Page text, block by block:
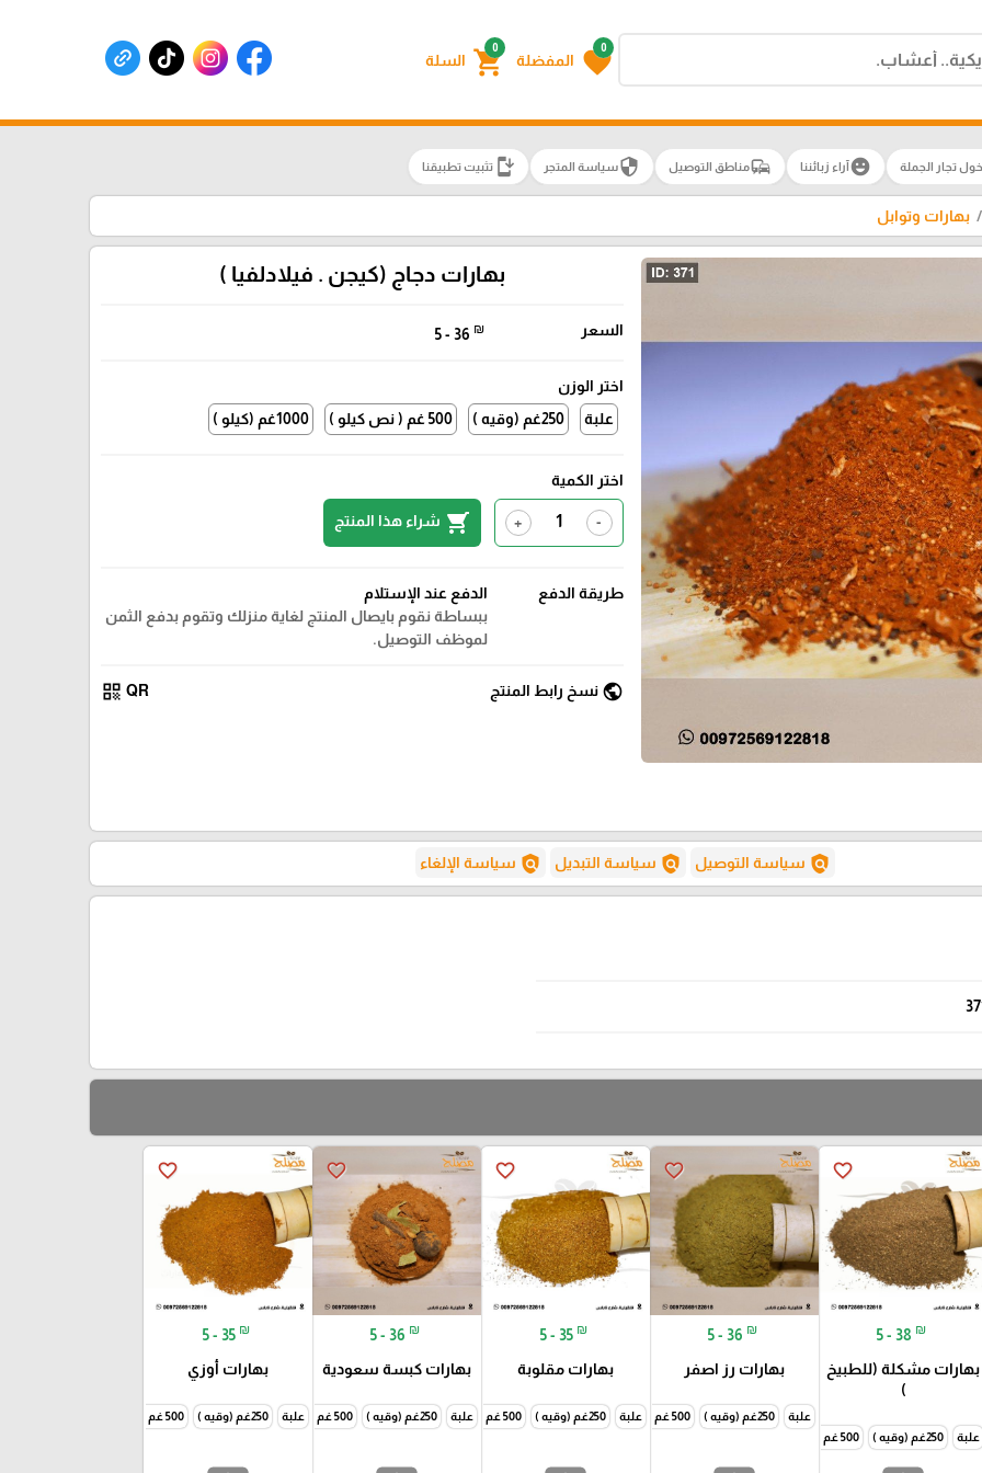
0
favorite المفضلة
0
shopping_cart السلة
تجار الجملة emoji_emotionsآراء زبائننا commuteمناطق التوصيل securityسياسة المتجر install_mobileتثبيت تطبيقنا
بهارات وتوابل
بهارات دجاج (كيجن . فيلادلفيا )
السعر 5 - 36 ₪
اختر الوزن
علبة
250غم (وقيه ) 500 غم ( نص كيلو ) 1000غم (كيلو )
اختر الكمية
-
+
shopping_cart شراء هذا المنتج
طريقة الدفع
الدفع عند الإستلام
ببساطة نقوم بايصال المنتج لغاية منزلك وتقوم بدفع الثمن
لموظف التوصيل.
public نسخ رابط المنتج QR
qr_code
policy سياسة التوصيل policy سياسة التبديل policy سياسة الإلغاء
favorite_border
5 - 38 ₪
بهارات مشكلة (للطبيخ
)
علبة 250غم (وقيه ) 500 غم ( نص كيلو )
favorite_border
5 - 36 ₪
بهارات رز اصفر
علبة 250غم (وقيه ) 500 غم ( نص كيلو ) 1000غم (كيلو )
favorite_border
5 - 35 ₪
بهارات مقلوبة
علبة 250غم (وقيه ) 500 غم ( نص كيلو ) 1000غم (كيلو )
favorite_border
5 - 36 ₪
بهارات كبسة سعودية
علبة 250غم (وقيه ) 500 غم ( نص كيلو ) 1000غم (كيلو )
favorite_border
5 - 35 ₪
بهارات أوزي
علبة 250غم (وقيه ) 500 غم ( نص كيلو )